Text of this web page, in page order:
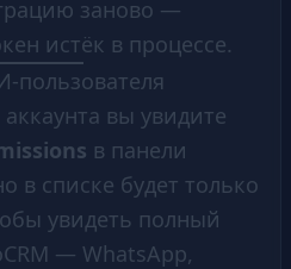
заново —
истёк в процессе.
пользователя
вы увидите
в панели
в списке будет только
увидеть полный
— WhatsApp,